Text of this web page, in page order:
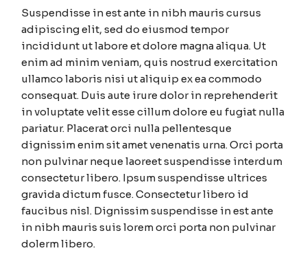
Suspendisse in est ante in nibh mauris cursus
adipiscing elit, sed do eiusmod tempor
incididunt ut labore et dolore magna aliqua. Ut
enim ad minim veniam, quis nostrud exercitation
ullamco laboris nisi ut aliquip ex ea commodo
consequat. Duis aute irure dolor in reprehenderit
in voluptate velit esse cillum dolore eu fugiat nulla
pariatur. Placerat orci nulla pellentesque
dignissim enim sit amet venenatis urna. Orci porta
non pulvinar neque laoreet suspendisse interdum
consectetur libero. Ipsum suspendisse ultrices
gravida dictum fusce. Consectetur libero id
faucibus nisl. Dignissim suspendisse in est ante
in nibh mauris suis lorem orci porta non pulvinar
dolerm libero.